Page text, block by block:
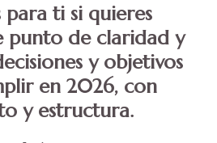
para ti si quieres
punto de claridad y
y objetivos
en 2026, con
y estructura.